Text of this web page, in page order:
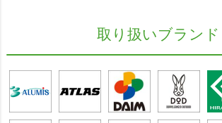
取り扱いブランド